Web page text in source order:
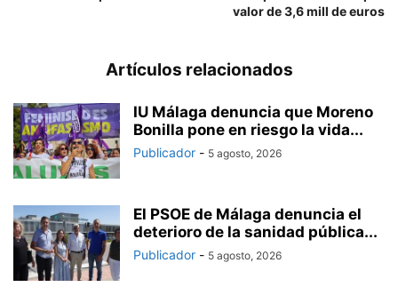
valor de 3,6 mill de euros
Artículos relacionados
IU Málaga denuncia que Moreno
Bonilla pone en riesgo la vida...
Publicador - 5 agosto, 2026
El PSOE de Málaga denuncia el
deterioro de la sanidad pública...
Publicador - 5 agosto, 2026